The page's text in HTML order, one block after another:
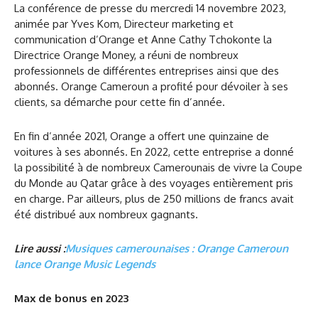
La conférence de presse du mercredi 14 novembre 2023,
animée par Yves Kom, Directeur marketing et
communication d’Orange et Anne Cathy Tchokonte la
Directrice Orange Money, a réuni de nombreux
professionnels de différentes entreprises ainsi que des
abonnés. Orange Cameroun a profité pour dévoiler à ses
clients, sa démarche pour cette fin d’année.
En fin d’année 2021, Orange a offert une quinzaine de
voitures à ses abonnés. En 2022, cette entreprise a donné
la possibilité à de nombreux Camerounais de vivre la Coupe
du Monde au Qatar grâce à des voyages entièrement pris
en charge. Par ailleurs, plus de 250 millions de francs avait
été distribué aux nombreux gagnants.
Lire aussi :Musiques camerounaises : Orange Cameroun
lance Orange Music Legends
Max de bonus en 2023